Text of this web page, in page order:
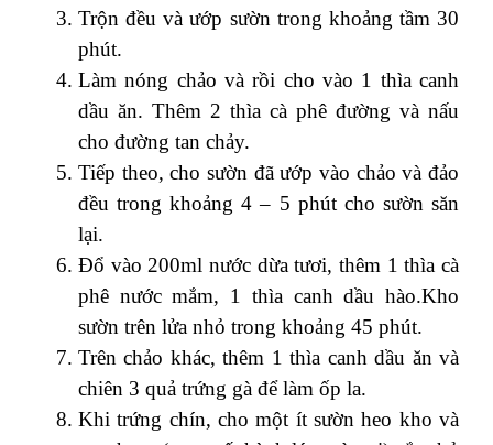
Trộn đều và ướp sườn trong khoảng tầm 30
phút.
Làm nóng chảo và rồi cho vào 1 thìa canh
dầu ăn. Thêm 2 thìa cà phê đường và nấu
cho đường tan chảy.
Tiếp theo, cho sườn đã ướp vào chảo và đảo
đều trong khoảng 4 – 5 phút cho sườn săn
lại.
Đổ vào 200ml nước dừa tươi, thêm 1 thìa cà
phê nước mắm, 1 thìa canh dầu hào.Kho
sườn trên lửa nhỏ trong khoảng 45 phút.
Trên chảo khác, thêm 1 thìa canh dầu ăn và
chiên 3 quả trứng gà để làm ốp la.
Khi trứng chín, cho một ít sườn heo kho và